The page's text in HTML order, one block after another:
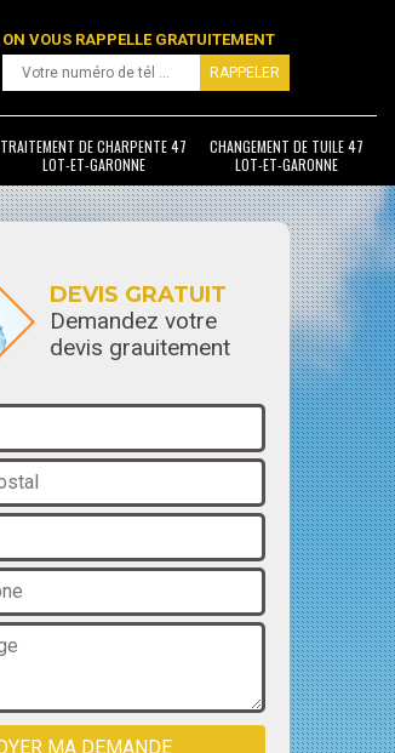
ON VOUS RAPPELLE GRATUITEMENT
TRAITEMENT DE CHARPENTE 47
LOT-ET-GARONNE
CHANGEMENT DE TUILE 47
LOT-ET-GARONNE
DEVIS GRATUIT
Demandez votre
devis grauitement